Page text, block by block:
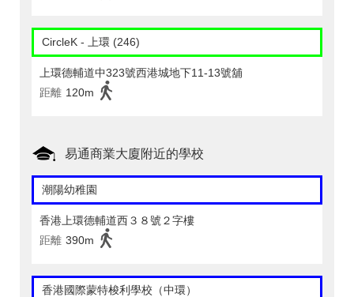
CircleK - 上環 (246)
上環德輔道中323號西港城地下11-13號舖
距離 120m
易通商業大廈附近的學校
潮陽幼稚園
香港上環德輔道西３８號２字樓
距離 390m
香港國際蒙特梭利學校（中環）